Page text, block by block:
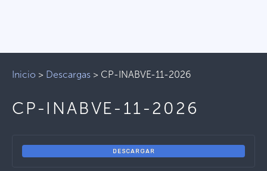
Inicio > Descargas > CP-INABVE-11-2026
CP-INABVE-11-2026
DESCARGAR